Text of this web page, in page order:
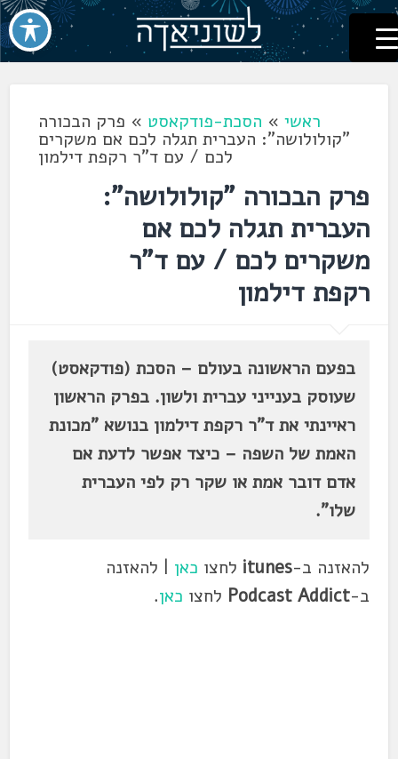
דלג
לתוכן
לשוניאדה
עברית. לשון. שפה
ראשי» הסכת-פודקאסט » פרק הבכורה
"קולולושה": העברית תגלה לכם אם משקרים
לכם / עם ד"ר רקפת דילמון
פרק הבכורה "קולולושה":
העברית תגלה לכם אם
משקרים לכם / עם ד"ר
רקפת דילמון
בפעם הראשונה בעולם – הסכת (פודקאסט)
שעוסק בענייני עברית ולשון. בפרק הראשון
ראיינתי את ד"ר רקפת דילמון בנושא "מכונת
האמת של השפה – כיצד אפשר לדעת אם
אדם דובר אמת או שקר רק לפי העברית
שלו".
להאזנה ב-itunes לחצו כאן | להאזנה
ב-Podcast Addict לחצו כאן.